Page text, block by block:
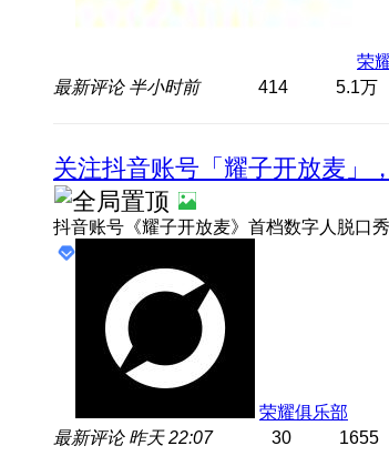
荣
最新评论 半小时前 414 5.1万
关注抖音账号「耀子开放麦」
荣耀俱乐部
最新评论 昨天 22:07 30 1655